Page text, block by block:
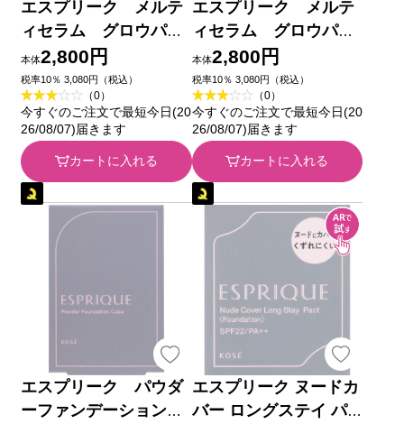
エスプリーク メルテ
ィセラム グロウパウ
ダー （レフィル）
ＯＣ－４１０ オーク
ル ９ｇ コーセー
本体2,800円
税率10％ 3,080円（税込）
（0）
今すぐのご注文で最短今日(20
26/08/07)届きます
カートに入れる
エスプリーク メルテ
ィセラム グロウパウ
ダー （レフィル）
ＯＣ－４０５ オーク
ル ９ｇ コーセー
本体2,800円
税率10％ 3,080円（税込）
（0）
今すぐのご注文で最短今日(20
26/08/07)届きます
カートに入れる
エスプリーク パウダ
ーファンデーション
エスプリーク ヌードカ
バー ロングステイ パ